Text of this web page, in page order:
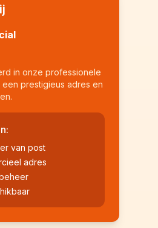
in onze professionele
prestigieus adres en
van post
adres